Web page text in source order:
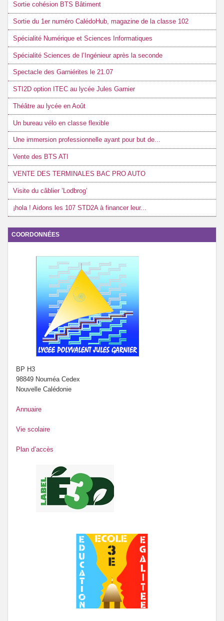
Sortie cohésion BTS Bâtiment
Sortie du 1er numéro CalédoHub, magazine de la classe 102
Spécialité Numérique et Sciences Informatiques
Spécialité Sciences de l’Ingénieur après la seconde
Spectacle des Garniérites le 21.07
STI2D option ITEC au lycée Jules Garnier
Théâtre au lycée en Août
Un bureau vélo en classe flexible
Une immersion professionnelle ayant pour but de...
Vente des BTS ATI
VENTE DES TERMINALES BAC PRO AUTO
Visite du câblier ’Lodbrog’
¡hola ! Aidons les 107 STD2A à financer leur...
COORDONNÉES
BP H3
98849 Nouméa Cedex
Nouvelle Calédonie
Annuaire
Vie scolaire
Plan d’accès